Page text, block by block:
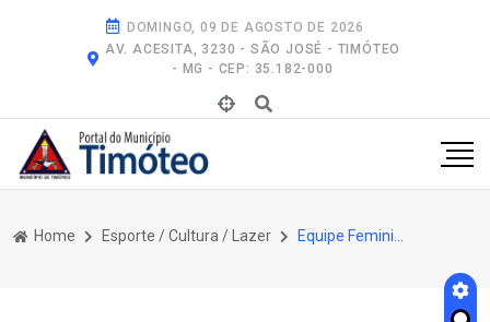
DOMINGO, 09 DE AGOSTO DE 2026
AV. ACESITA, 3230 - SÃO JOSÉ - TIMÓTEO
- MG - CEP: 35.182-000
Home Esporte / Cultura / Lazer